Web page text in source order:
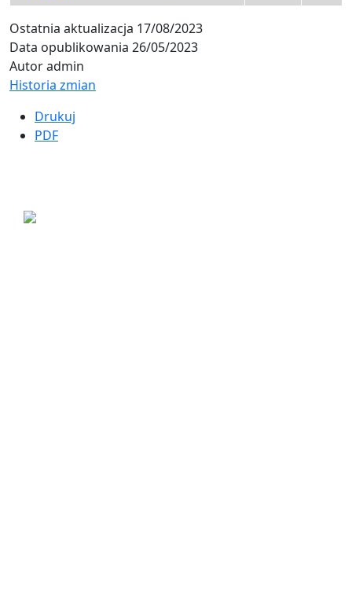
Ostatnia aktualizacja 17/08/2023
Data opublikowania 26/05/2023
Autoradmin
Historia zmian
Drukuj
PDF